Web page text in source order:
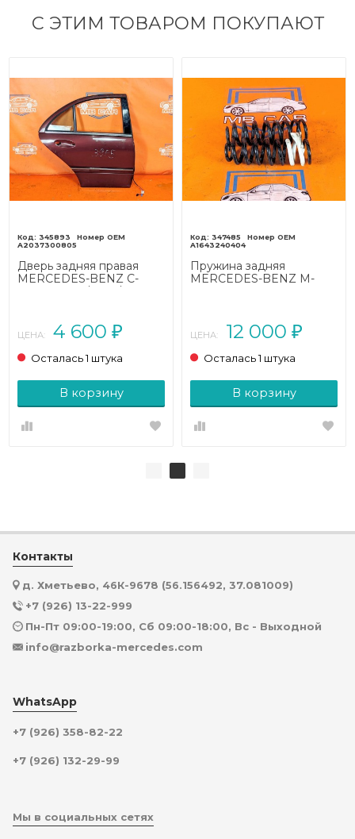
С ЭТИМ ТОВАРОМ ПОКУПАЮТ
345893
A2037300805
Дверь задняя правая
MERCEDES-BENZ C-
класс W203/S203/CL203
ЦЕНА: 4 600 ₽
Осталась 1 штука
В корзину
347485
A1643240404
Пружина задняя
MERCEDES-BENZ M-
ЦЕНА: 12 000 ₽
Осталась 1 штука
В корзину
Контакты
д. Хметьево, 46К-9678 (56.156492, 37.081009)
+7 (926) 13-22-999
Пн-Пт 09:00-19:00, Сб 09:00-18:00, Вс - Выходной
info@razborka-mercedes.com
WhatsApp
+7 (926) 358-82-22
+7 (926) 132-29-99
Мы в социальных сетях